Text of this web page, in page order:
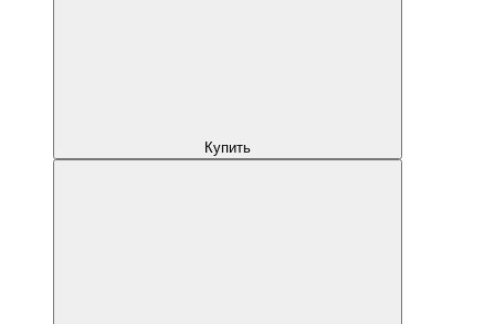
Купить